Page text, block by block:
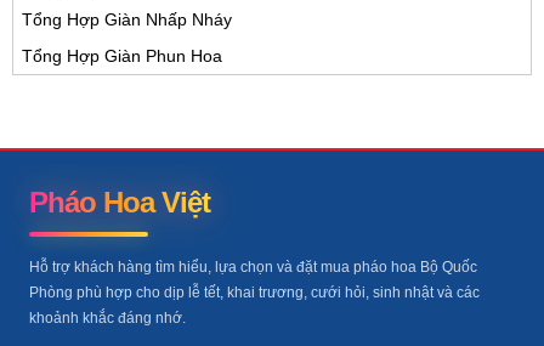
Tổng Hợp Giàn Nhấp Nháy
Tổng Hợp Giàn Phun Hoa
Pháo Hoa Việt
Hỗ trợ khách hàng tìm hiểu, lựa chọn và đặt mua pháo hoa Bộ Quốc
Phòng phù hợp cho dịp lễ tết, khai trương, cưới hỏi, sinh nhật và các
khoảnh khắc đáng nhớ.